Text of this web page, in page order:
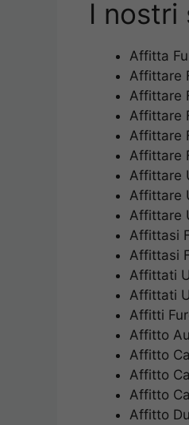
I nostri
Affitta
Affittare
Affittare
Affittare
Affittare
Affittare
Affittare
Affittare
Affittare
Affittasi
Affittasi
Affittati
Affittati
Affitti
Affitto
Affitto
Affitto
Affitto
Affitto